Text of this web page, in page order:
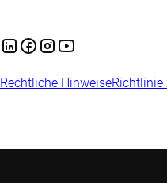
Rechtliche HinweiseRichtlinie